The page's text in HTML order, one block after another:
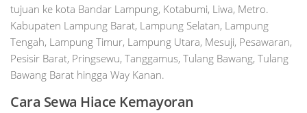
tujuan ke kota Bandar Lampung, Kotabumi, Liwa, Metro.
Kabupaten Lampung Barat, Lampung Selatan, Lampung
Tengah, Lampung Timur, Lampung Utara, Mesuji, Pesawaran,
Pesisir Barat, Pringsewu, Tanggamus, Tulang Bawang, Tulang
Bawang Barat hingga Way Kanan.
Cara Sewa Hiace Kemayoran